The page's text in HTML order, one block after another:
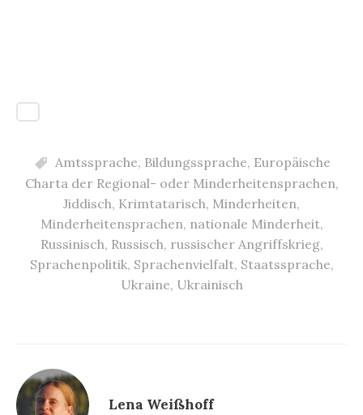
Amtssprache, Bildungssprache, Europäische
Charta der Regional- oder Minderheitensprachen,
Jiddisch, Krimtatarisch, Minderheiten,
Minderheitensprachen, nationale Minderheit,
Russinisch, Russisch, russischer Angriffskrieg,
Sprachenpolitik, Sprachenvielfalt, Staatssprache,
Ukraine, Ukrainisch
Lena Weißhoff